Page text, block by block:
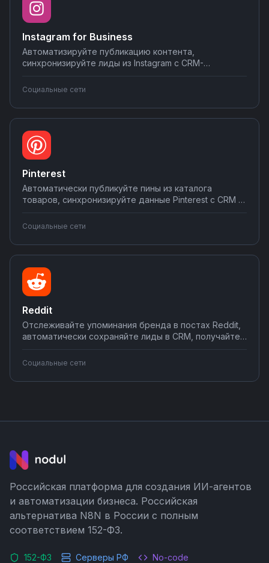
Instagram for Business
Автоматизируйте публикацию контента,
синхронизируйте лиды из Instagram с CRM-
комментарии, создавайте отчеты по охватам и
программирования на Nodul — соединяйте Instagram
с почтовыми сервисами, мессенджерами и
системами аналитики.
Социальные сети
Pinterest
Автоматически публикуйте пины из каталога
товаров, синхронизируйте данные Pinterest с CRM и
другие социальные сети. Настраивайте интеграции
на SMM и увеличивайте охват аудитории.
Социальные сети
Reddit
Отслеживайте упоминания бренда в постах Reddit,
автоматически сохраняйте лиды в CRM, получайте
мессенджеры. Мониторьте репутацию и
настройка за несколько минут без
Социальные сети
Российская платформа для создания ИИ-агентов
и автоматизации бизнеса. Российская
альтернатива N8N в России с полным
соответствием 152-ФЗ.
152-ФЗ Серверы РФ No-code